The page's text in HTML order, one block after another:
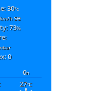
30°c
km/hse
73%
0
6h
27°C